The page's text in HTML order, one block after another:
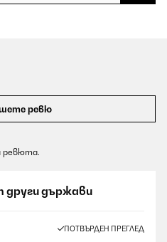
ревю
ревюта.
други държави
ПОТВЪРДЕН ПРЕГЛЕД